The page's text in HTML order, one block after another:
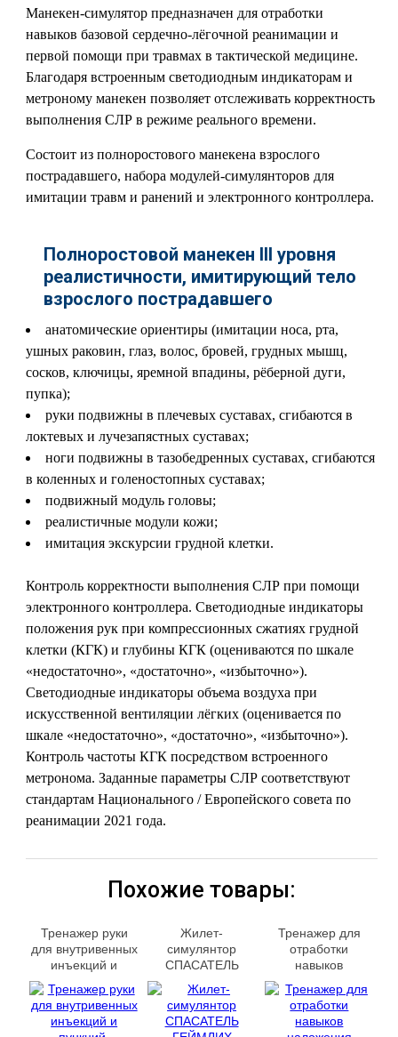
Манекен-симулятор предназначен для отработки
навыков базовой сердечно-лёгочной реанимации и
первой помощи при травмах в тактической медицине.
Благодаря встроенным светодиодным индикаторам и
метроному манекен позволяет отслеживать корректность
выполнения СЛР в режиме реального времени.
Состоит из полноростового манекена взрослого
пострадавшего, набора модулей-симулянторов для
имитации травм и ранений и электронного контроллера.
Полноростовой манекен III уровня
реалистичности, имитирующий тело
взрослого пострадавшего
анатомические ориентиры (имитации носа, рта,
ушных раковин, глаз, волос, бровей, грудных мышц,
сосков, ключицы, яремной впадины, рёберной дуги,
пупка);
руки подвижны в плечевых суставах, сгибаются в
локтевых и лучезапястных суставах;
ноги подвижны в тазобедренных суставах, сгибаются
в коленных и голеностопных суставах;
подвижный модуль головы;
реалистичные модули кожи;
имитация экскурсии грудной клетки.
Контроль корректности выполнения СЛР при помощи
электронного контроллера. Светодиодные индикаторы
положения рук при компрессионных сжатиях грудной
клетки (КГК) и глубины КГК (оцениваются по шкале
«недостаточно», «достаточно», «избыточно»).
Светодиодные индикаторы объема воздуха при
искусственной вентиляции лёгких (оценивается по
шкале «недостаточно», «достаточно», «избыточно»).
Контроль частоты КГК посредством встроенного
метронома. Заданные параметры СЛР соответствуют
стандартам Национального / Европейского совета по
реанимации 2021 года.
Похожие товары:
Тренажер руки
для внутривенных
инъекций и
внутримышечных
инъекций
ИНМЭН-3 P1061/1
Жилет-
симулянтор
СПАСАТЕЛЬ
P008R/1
Тренажер для
отработки
навыков
повязок P13/1